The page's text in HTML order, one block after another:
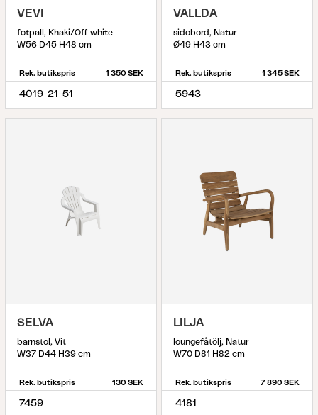
VEVI
fotpall, Khaki/Off-white
W56 D45 H48 cm
Rek. butikspris 1 350 SEK
4019-21-51
VALLDA
sidobord, Natur
Ø49 H43 cm
Rek. butikspris 1 345 SEK
5943
SELVA
barnstol, Vit
W37 D44 H39 cm
Rek. butikspris 130 SEK
7459
LILJA
loungefåtölj, Natur
W70 D81 H82 cm
Rek. butikspris 7 890 SEK
4181